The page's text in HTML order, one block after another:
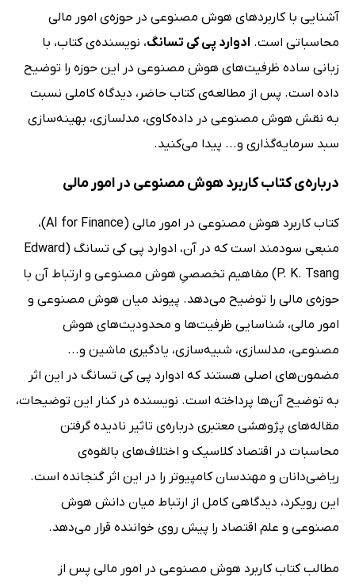
آشنایی با کاربردهای هوش مصنوعی در حوزه‌ی امور مالی
محاسباتی است. ادوارد پی کی تسانگ، نویسنده‌ی کتاب، با
زبانی ساده ظرفیت‌های هوش مصنوعی در این حوزه را توضیح
داده است. پس از مطالعه‌ی کتاب حاضر، دیدگاه کاملی نسبت
به نقش هوش مصنوعی در داده‌کاوی، مدلسازی، بهینه‌سازی
سبد سرمایه‌گذاری و... پیدا می‌کنید.
درباره‌ی کتاب کاربرد هوش مصنوعی در امور مالی
کتاب کاربرد هوش مصنوعی در امور مالی (AI for Finance)،
منبعی سودمند است که در آن، ادوارد پی کی تسانگ (Edward
P. K. Tsang) مفاهیم تخصصیِ هوش مصنوعی و ارتباط آن با
حوزه‌ی مالی را توضیح می‌دهد. پیوند میان هوش مصنوعی و
امور مالی، شناسایی ظرفیت‌ها و محدودیت‌های هوش
مصنوعی، مدلسازی، شبیه‌سازی، یادگیری ماشین و...
مضمون‌های اصلی هستند که ادوارد پی کی تسانگ در این اثر
به توضیح آن‌ها پرداخته است. نویسنده در کنار این توضیحات،
مقاله‌های پژوهشی معتبری درباره‌ی تاثیر نادیده گرفتن
محاسبات در اقتصاد کلاسیک و اختلاف‌های بالقوه‌ی
ریاضی‌دانان و مهندسان کامپیوتر را در این اثر گنجانده است.
این رویکرد، دیدگاهی کامل از ارتباط میان دانش هوش
مصنوعی و علم اقتصاد را پیش روی خواننده قرار می‌دهد.
مطالب کتاب کاربرد هوش مصنوعی در امور مالی پس از